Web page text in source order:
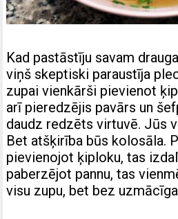
Kad pastāstīju savam
viņš skeptiski paraustīja
zupai vienkārši pievienot
arī pieredzējis pavārs un
daudz redzēts virtuvē. Jūs
Bet atšķirība būs kolosāla.
pievienojot ķiploku, tas
paberzējot pannu, tas
visu zupu, bet bez